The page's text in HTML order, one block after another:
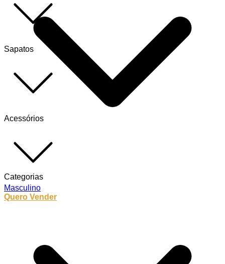
Sapatos
Acessórios
Masculino
Quero Vender
Categorias